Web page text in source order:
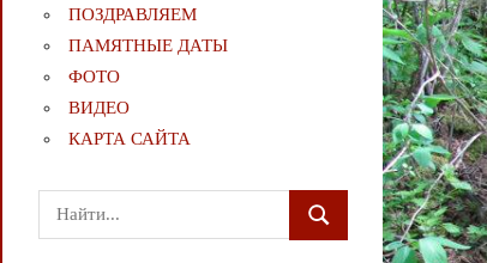
ПОЗДРАВЛЯЕМ
ПАМЯТНЫЕ ДАТЫ
ФОТО
ВИДЕО
КАРТА САЙТА
Поиск
для:
ПОИСК